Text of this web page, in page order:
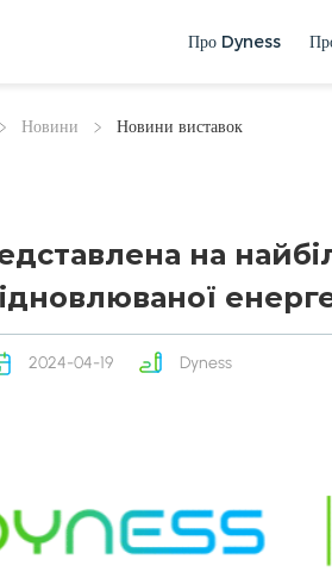
Про Dyness
Новини Новини виставок
​​на
2024-04-19 Dyness